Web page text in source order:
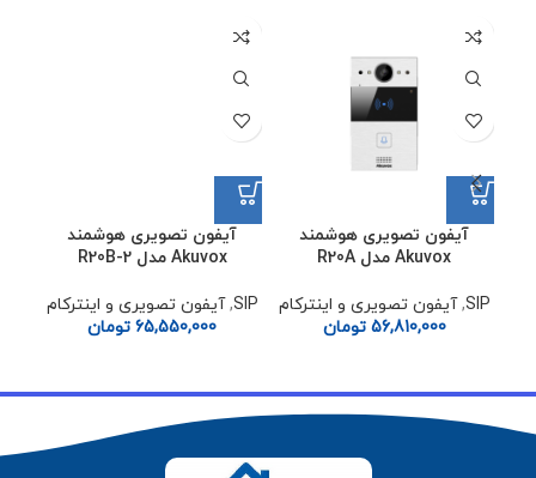
آیفون تصویری هوشمند
Akuvox مدل R20A
SIP
,آیفون تصویری و اینترکام
56,810,000 تومان
SIP